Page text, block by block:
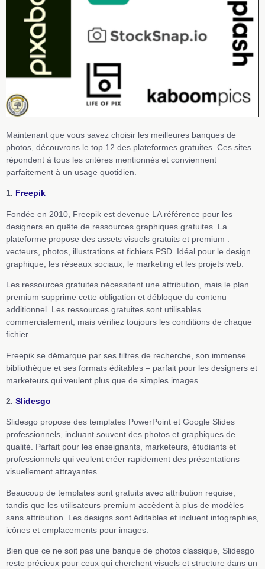
Maintenant que vous savez choisir les meilleures banques de
photos, découvrons le top 12 des plateformes gratuites. Ces sites
répondent à tous les critères mentionnés et conviennent
parfaitement à un usage quotidien.
1. Freepik
Fondée en 2010, Freepik est devenue LA référence pour les
designers en quête de ressources graphiques gratuites. La
plateforme propose des assets visuels gratuits et premium :
vecteurs, photos, illustrations et fichiers PSD. Idéal pour le design
graphique, les réseaux sociaux, le marketing et les projets web.
Les ressources gratuites nécessitent une attribution, mais le plan
premium supprime cette obligation et débloque du contenu
additionnel. Les ressources gratuites sont utilisables
commercialement, mais vérifiez toujours les conditions de chaque
fichier.
Freepik se démarque par ses filtres de recherche, son immense
bibliothèque et ses formats éditables – parfait pour les designers et
marketeurs qui veulent plus que de simples images.
2. Slidesgo
Slidesgo propose des templates PowerPoint et Google Slides
professionnels, incluant souvent des photos et graphiques de
qualité. Parfait pour les enseignants, marketeurs, étudiants et
professionnels qui veulent créer rapidement des présentations
visuellement attrayantes.
Beaucoup de templates sont gratuits avec attribution requise,
tandis que les utilisateurs premium accèdent à plus de modèles
sans attribution. Les designs sont éditables et incluent infographies,
icônes et emplacements pour images.
Bien que ce ne soit pas une banque de photos classique, Slidesgo
reste précieux pour ceux qui cherchent visuels et structure dans un